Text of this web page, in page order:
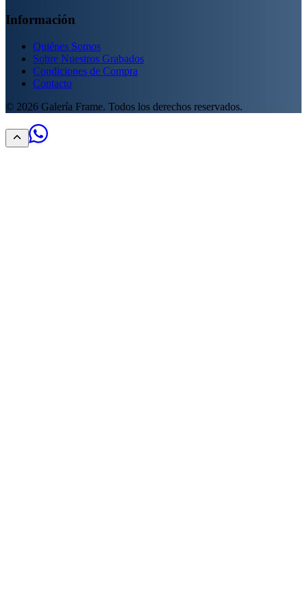
Información
Quiénes Somos
Sobre Nuestros Grabados
Condiciones de Compra
Contacto
© 2026 Galería Frame. Todos los derechos reservados.